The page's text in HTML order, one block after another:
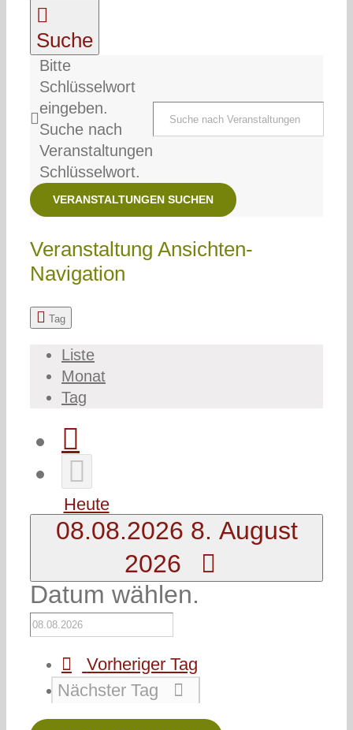
Suche
Bitte
Schlüsselwort
eingeben.
Suche nach
Veranstaltungen
Schlüsselwort.
VERANSTALTUNGEN SUCHEN
Veranstaltung Ansichten-
Navigation
Tag
Liste
Monat
Tag
Heute
08.08.2026 8. August
2026
Datum wählen.
Vorheriger Tag
Nächster Tag